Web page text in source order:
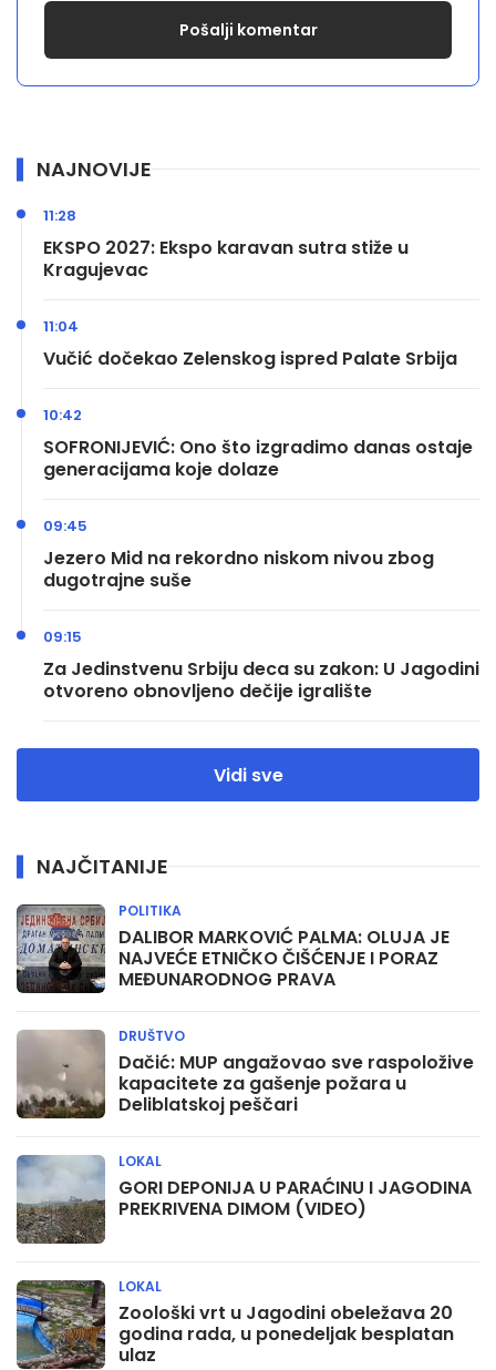
NAJNOVIJE
EKSPO 2027: Ekspo karavan sutra stiže u
Kragujevac
11:28
Vučić dočekao Zelenskog ispred Palate Srbija
11:04
SOFRONIJEVIĆ: Ono što izgradimo danas ostaje
generacijama koje dolaze
10:42
Jezero Mid na rekordno niskom nivou zbog
dugotrajne suše
09:45
Za Jedinstvenu Srbiju deca su zakon: U Jagodini
otvoreno obnovljeno dečije igralište
09:15
Vidi sve
NAJČITANIJE
DALIBOR MARKOVIĆ PALMA: OLUJA JE
NAJVEĆE ETNIČKO ČIŠĆENJE I PORAZ
MEĐUNARODNOG PRAVA
POLITIKA
Dačić: MUP angažovao sve raspoložive
kapacitete za gašenje požara u
Deliblatskoj peščari
DRUŠTVO
GORI DEPONIJA U PARAĆINU I JAGODINA
PREKRIVENA DIMOM (VIDEO)
LOKAL
Zoološki vrt u Jagodini obeležava 20
godina rada, u ponedeljak besplatan
ulaz
LOKAL